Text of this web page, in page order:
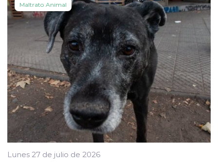
Maltrato Animal
Lunes 27 de julio de 2026